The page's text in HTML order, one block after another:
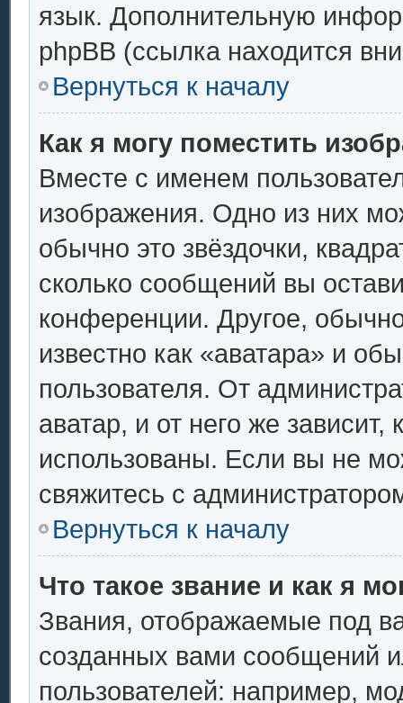
язык. Дополнительную
phpBB (ссылка находится
Вернуться к началу
Как я могу поместить
Вместе с именем
изображения. Одно из них
обычно это звёздочки,
сколько сообщений вы
конференции. Другое,
известно как «аватара» и
пользователя. От
аватар, и от него же
использованы. Если вы не
свяжитесь с
Вернуться к началу
Что такое звание и как я
Звания, отображаемые под
созданных вами сообщений
пользователей: например,